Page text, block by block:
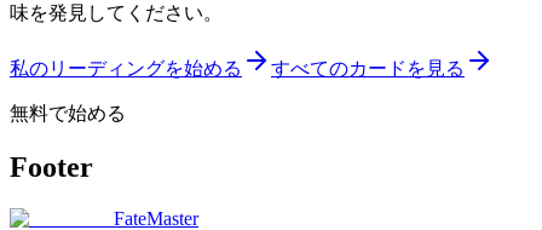
味を発見してください。
私のリーディングを始める すべてのカードを見る
無料で始める
Footer
FateMaster